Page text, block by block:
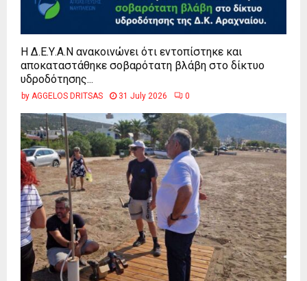
Η Δ.Ε.Υ.Α.Ν ανακοινώνει ότι εντοπίστηκε και
αποκαταστάθηκε σοβαρότατη βλάβη στο δίκτυο
υδροδότησης...
by AGGELOS DRITSAS 31 July 2026 0